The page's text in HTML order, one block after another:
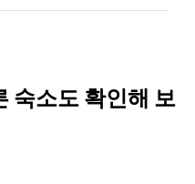
숙소도 확인해 보